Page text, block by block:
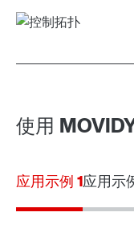
使用
应用示例 1应用示